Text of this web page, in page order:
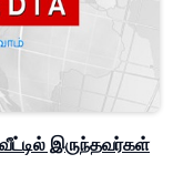
இருந்தவர்கள்